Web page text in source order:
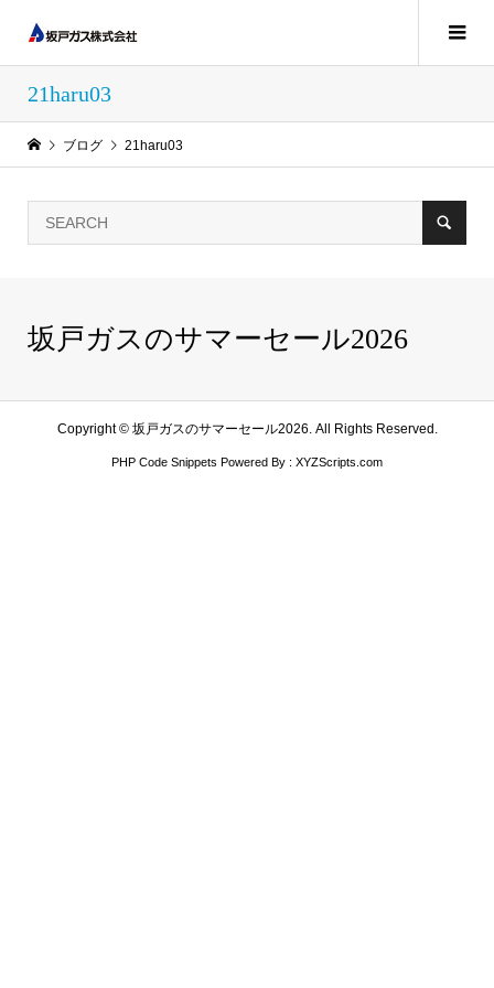
21haru03
ブログ 21haru03
坂戸ガスのサマーセール2026
Copyright ©坂戸ガスのサマーセール2026. All Rights Reserved.
PHP Code Snippets Powered By : XYZScripts.com